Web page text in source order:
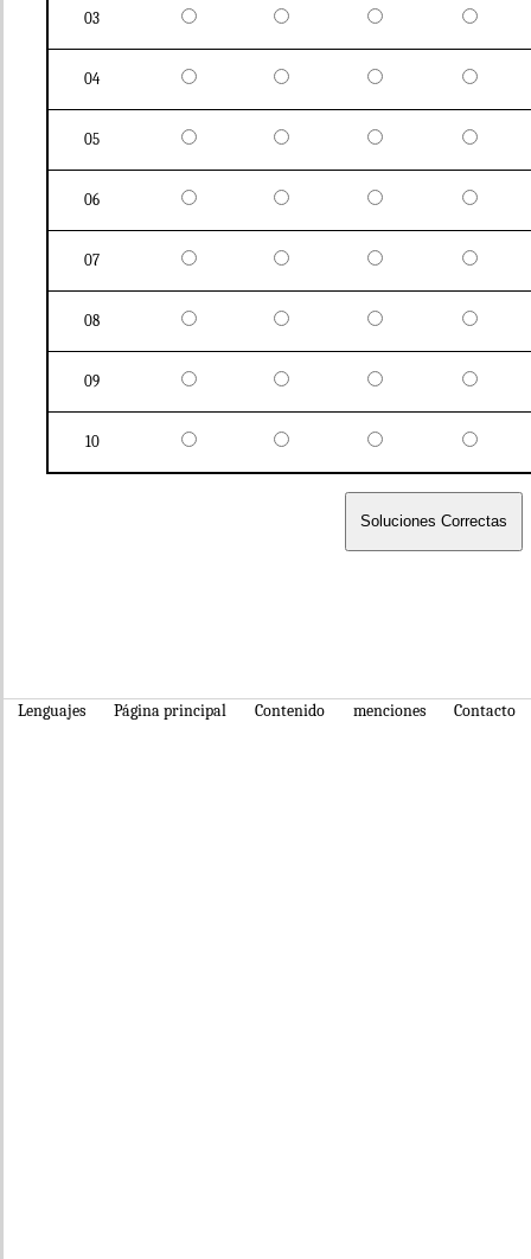
03
04
05
06
07
08
09
10
Lenguajes Página principal Contenido menciones Contacto